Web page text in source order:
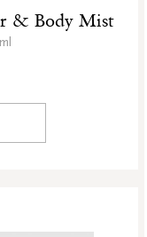
& Body Mist